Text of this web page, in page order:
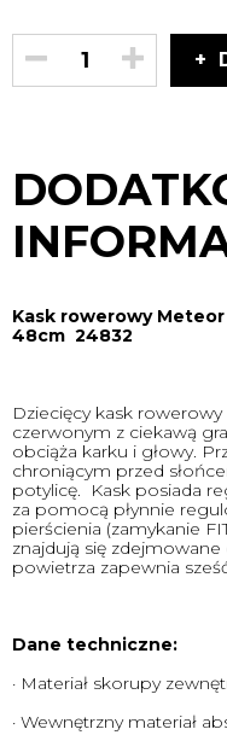
+
Kask rowerowy
48cm 24832
Dziecięcy kask
czerwonym z ciekawą
obciąża karku i głowy.
chroniącym przed
potylicę. Kask posiada
za pomocą płynnie
pierścienia (zamykanie
znajdują się zdejmowane
powietrza zapewnia
Dane techniczne:
· Materiał skorupy
· Wewnętrzny materiał